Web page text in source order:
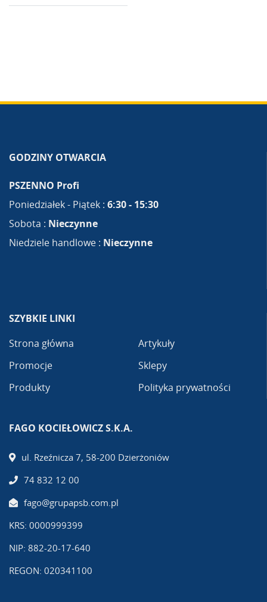
GODZINY OTWARCIA
PSZENNO Profi
Poniedziałek - Piątek : 6:30 - 15:30
Sobota : Nieczynne
Niedziele handlowe : Nieczynne
SZYBKIE LINKI
Strona główna
Promocje
Produkty
Artykuły
Sklepy
Polityka prywatności
FAGO KOCIEŁOWICZ S.K.A.
ul. Rzeźnicza 7, 58-200 Dzierżoniów
74 832 12 00
fago@grupapsb.com.pl
KRS: 0000999399
NIP: 882-20-17-640
REGON: 020341100